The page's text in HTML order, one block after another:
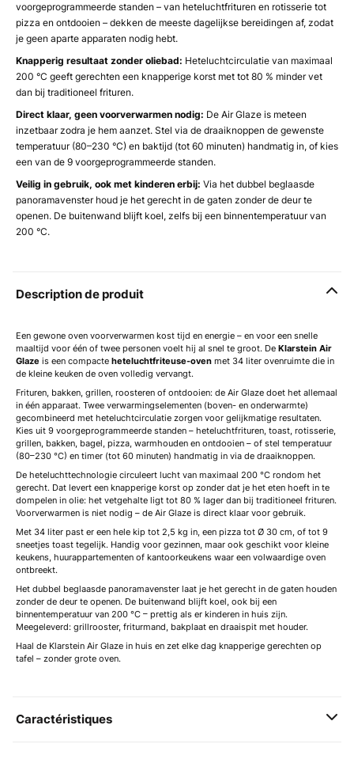
voorgeprogrammeerde standen – van heteluchtfrituren en rotisserie tot
pizza en ontdooien – dekken de meeste dagelijkse bereidingen af, zodat
je geen aparte apparaten nodig hebt.
Knapperig resultaat zonder oliebad: Heteluchtcirculatie van maximaal
200 °C geeft gerechten een knapperige korst met tot 80 % minder vet
dan bij traditioneel frituren.
Direct klaar, geen voorverwarmen nodig: De Air Glaze is meteen
inzetbaar zodra je hem aanzet. Stel via de draaiknoppen de gewenste
temperatuur (80–230 °C) en baktijd (tot 60 minuten) handmatig in, of kies
een van de 9 voorgeprogrammeerde standen.
Veilig in gebruik, ook met kinderen erbij: Via het dubbel beglaasde
panoramavenster houd je het gerecht in de gaten zonder de deur te
openen. De buitenwand blijft koel, zelfs bij een binnentemperatuur van
200 °C.
Description de produit
Een gewone oven voorverwarmen kost tijd en energie – en voor een snelle
maaltijd voor één of twee personen voelt hij al snel te groot. De Klarstein Air
Glaze is een compacte heteluchtfriteuse-oven met 34 liter ovenruimte die in
de kleine keuken de oven volledig vervangt.
Frituren, bakken, grillen, roosteren of ontdooien: de Air Glaze doet het allemaal
in één apparaat. Twee verwarmingselementen (boven- en onderwarmte)
gecombineerd met heteluchtcirculatie zorgen voor gelijkmatige resultaten.
Kies uit 9 voorgeprogrammeerde standen – heteluchtfrituren, toast, rotisserie,
grillen, bakken, bagel, pizza, warmhouden en ontdooien – of stel temperatuur
(80–230 °C) en timer (tot 60 minuten) handmatig in via de draaiknoppen.
De heteluchttechnologie circuleert lucht van maximaal 200 °C rondom het
gerecht. Dat levert een knapperige korst op zonder dat je het eten hoeft in te
dompelen in olie: het vetgehalte ligt tot 80 % lager dan bij traditioneel frituren.
Voorverwarmen is niet nodig – de Air Glaze is direct klaar voor gebruik.
Met 34 liter past er een hele kip tot 2,5 kg in, een pizza tot Ø 30 cm, of tot 9
sneetjes toast tegelijk. Handig voor gezinnen, maar ook geschikt voor kleine
keukens, huurappartementen of kantoorkeukens waar een volwaardige oven
ontbreekt.
Het dubbel beglaasde panoramavenster laat je het gerecht in de gaten houden
zonder de deur te openen. De buitenwand blijft koel, ook bij een
binnentemperatuur van 200 °C – prettig als er kinderen in huis zijn.
Meegeleverd: grillrooster, friturmand, bakplaat en draaispit met houder.
Haal de Klarstein Air Glaze in huis en zet elke dag knapperige gerechten op
tafel – zonder grote oven.
Caractéristiques